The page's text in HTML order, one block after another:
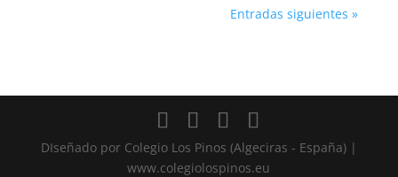
Entradas siguientes »
DIseñado por Colegio Los Pinos (Algeciras - España) |
www.colegiolospinos.eu